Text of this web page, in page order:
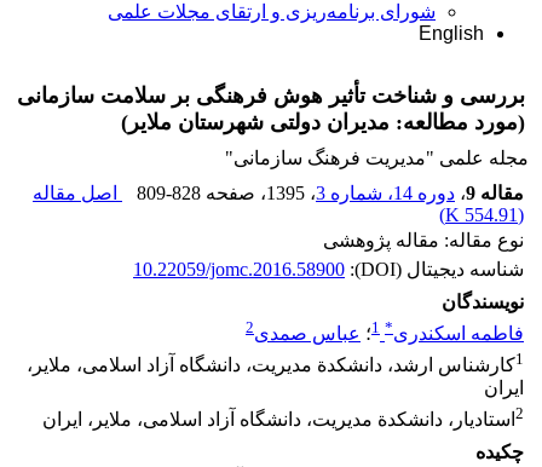
شورای برنامه‌ریزی و ارتقای مجلات علمی
English
بررسی و شناخت تأثیر هوش فرهنگی بر سلامت سازمانی
(مورد مطالعه: مدیران دولتی شهرستان ملایر)
مجله علمی "مدیریت فرهنگ سازمانی"
مقاله 9
، دوره 14، شماره 3 ، 1395 ، صفحه 809-828
اصل مقاله
(
554.91 K
)
نوع مقاله: مقاله پژوهشی
شناسه دیجیتال (DOI):
10.22059/jomc.2016.58900
نویسندگان
فاطمه اسکندری*
1؛ عباس صمدی2
1کارشناس‌ ارشد، دانشکدة مدیریت، دانشگاه آزاد اسلامی، ملایر،
ایران
2 استادیار، دانشکدة مدیریت، دانشگاه آزاد اسلامی، ملایر، ایران
چکیده